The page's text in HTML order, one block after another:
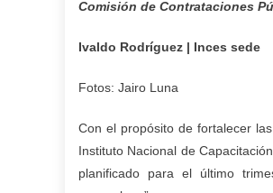
Comisión de Contrataciones
Ivaldo Rodríguez | Inces sede
Fotos: Jairo Luna
Con el propósito de fortalecer
Instituto Nacional de
planificado para el último